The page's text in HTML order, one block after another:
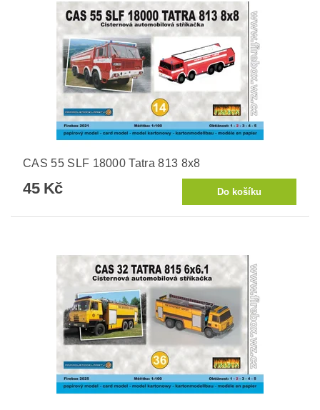
CAS 55 SLF 18000 Tatra 813 8x8
45 Kč